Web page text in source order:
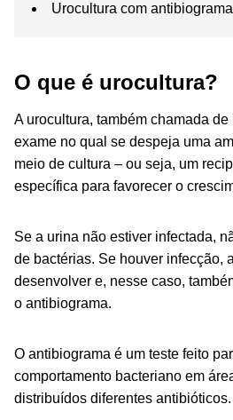
Urocultura com
O que é urocultura?
A urocultura, também chamada
exame no qual se despeja uma
meio de cultura – ou seja, um
específica para favorecer o
Se a urina não estiver infectada,
de bactérias. Se houver infecção,
desenvolver e, nesse caso,
o antibiograma.
O antibiograma é um teste feito
comportamento bacteriano em
distribuídos diferentes antibióticos.